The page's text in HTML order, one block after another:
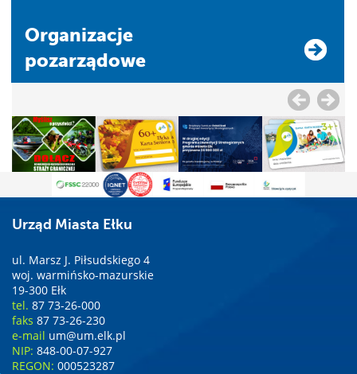
Organizacje
pozarządowe
Urząd Miasta Ełku
ul. Marsz J. Piłsudskiego 4
woj. warmińsko-mazurskie
19-300 Ełk
tel. 87 73-26-000
faks 87 73-26-230
e-mail um@um.elk.pl
NIP: 848-00-07-927
REGON: 000523287